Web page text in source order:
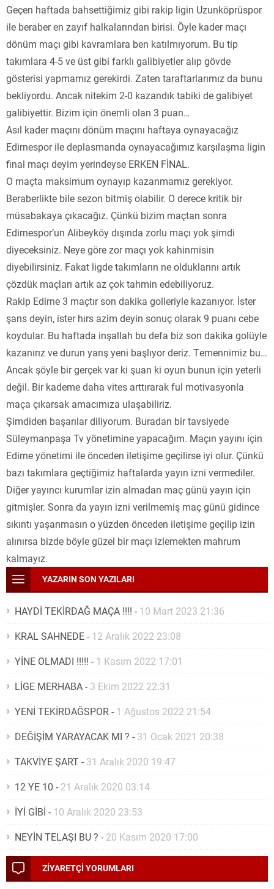
Geçen haftada bahsettiğimiz gibi rakip ligin Uzunköprüspor
ile beraber en zayıf halkalarından birisi. Öyle kader maçı
dönüm maçı gibi kavramlara ben katılmıyorum. Bu tip
takımlara 4-5 ve üst gibi farklı galibiyetler alıp gövde
gösterisi yapmamız gerekirdi. Zaten taraftarlarımız da bunu
bekliyordu. Ancak nitekim 2-0 kazandık tabiki de galibiyet
galibiyettir. Bizim için önemli olan 3 puan…
Asıl kader maçını dönüm maçını haftaya oynayacağız
Edirnespor ile deplasmanda oynayacağımız karşılaşma ligin
final maçı deyim yerindeyse ERKEN FİNAL.
O maçta maksimum oynayıp kazanmamız gerekiyor.
Beraberlikte bile sezon bitmiş olabilir. O derece kritik bir
müsabakaya çıkacağız. Çünkü bizim maçtan sonra
Edirnespor’un Alibeyköy dışında zorlu maçı yok şimdi
diyeceksiniz. Neye göre zor maçı yok kahinmisin
diyebilirsiniz. Fakat ligde takımların ne olduklarını artık
çözdük maçları artık az çok tahmin edebiliyoruz.
Rakip Edirne 3 maçtır son dakika golleriyle kazanıyor. İster
şans deyin, ister hırs azim deyin sonuç olarak 9 puanı cebe
koydular. Bu haftada inşallah bu defa biz son dakika golüyle
kazanırız ve durun yarış yeni başlıyor deriz. Temennimiz bu…
Ancak şöyle bir gerçek var ki şuan ki oyun bunun için yeterli
değil. Bir kademe daha vites arttırarak ful motivasyonla
maça çıkarsak amacımıza ulaşabiliriz.
Şimdiden başarılar diliyorum. Buradan bir tavsiyede
Süleymanpaşa Tv yönetimine yapacağım. Maçın yayını için
Edirne yönetimi ile önceden iletişime geçilirse iyi olur. Çünkü
bazı takımlara geçtiğimiz haftalarda yayın izni vermediler.
Diğer yayıncı kurumlar izin almadan maç günü yayın için
gitmişler. Sonra da yayın izni verilmemiş maç günü gidince
sıkıntı yaşanmasın o yüzden önceden iletişime geçilip izin
alınırsa bizde böyle güzel bir maçı izlemekten mahrum
kalmayız.
YAZARIN SON YAZILARI
HAYDİ TEKİRDAĞ MAÇA !!!! - 10 Mart 2023 21:36
KRAL SAHNEDE- 12 Aralık 2022 23:08
YİNE OLMADI !!!!! - 1 Kasım 2022 17:01
LİGE MERHABA- 3 Ekim 2022 22:31
YENİ TEKİRDAĞSPOR- 1 Ağustos 2022 21:54
DEĞİŞİM YARAYACAK MI ? - 31 Ocak 2021 20:38
TAKVİYE ŞART- 31 Aralık 2020 19:47
12 YE 10 - 21 Aralık 2020 03:14
İYİ GİBİ - 10 Aralık 2020 23:53
NEYİN TELAŞI BU ? - 20 Kasım 2020 17:00
ZİYARETÇİ YORUMLARI